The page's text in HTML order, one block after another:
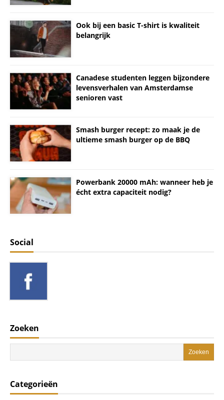
Ook bij een basic T-shirt is kwaliteit
belangrijk
Canadese studenten leggen bijzondere
levensverhalen van Amsterdamse
senioren vast
Smash burger recept: zo maak je de
ultieme smash burger op de BBQ
Powerbank 20000 mAh: wanneer heb je
écht extra capaciteit nodig?
Social
Zoeken
Categorieën